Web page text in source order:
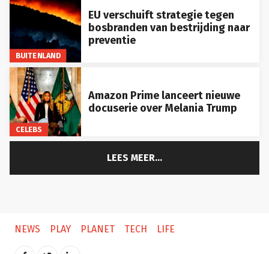
BUITENLAND
EU verschuift strategie tegen
bosbranden van bestrijding naar
preventie
CELEBS
Amazon Prime lanceert nieuwe
docuserie over Melania Trump
LEES MEER...
NEWS PLAY PLANET TECH LIFE